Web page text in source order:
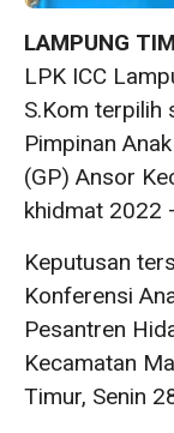
LAMPUNG
LPK ICC
S.Kom terpilih
Pimpinan
(GP) Ansor
khidmat 2022
Keputusan
Konferensi
Pesantren
Kecamatan
Timur, Senin